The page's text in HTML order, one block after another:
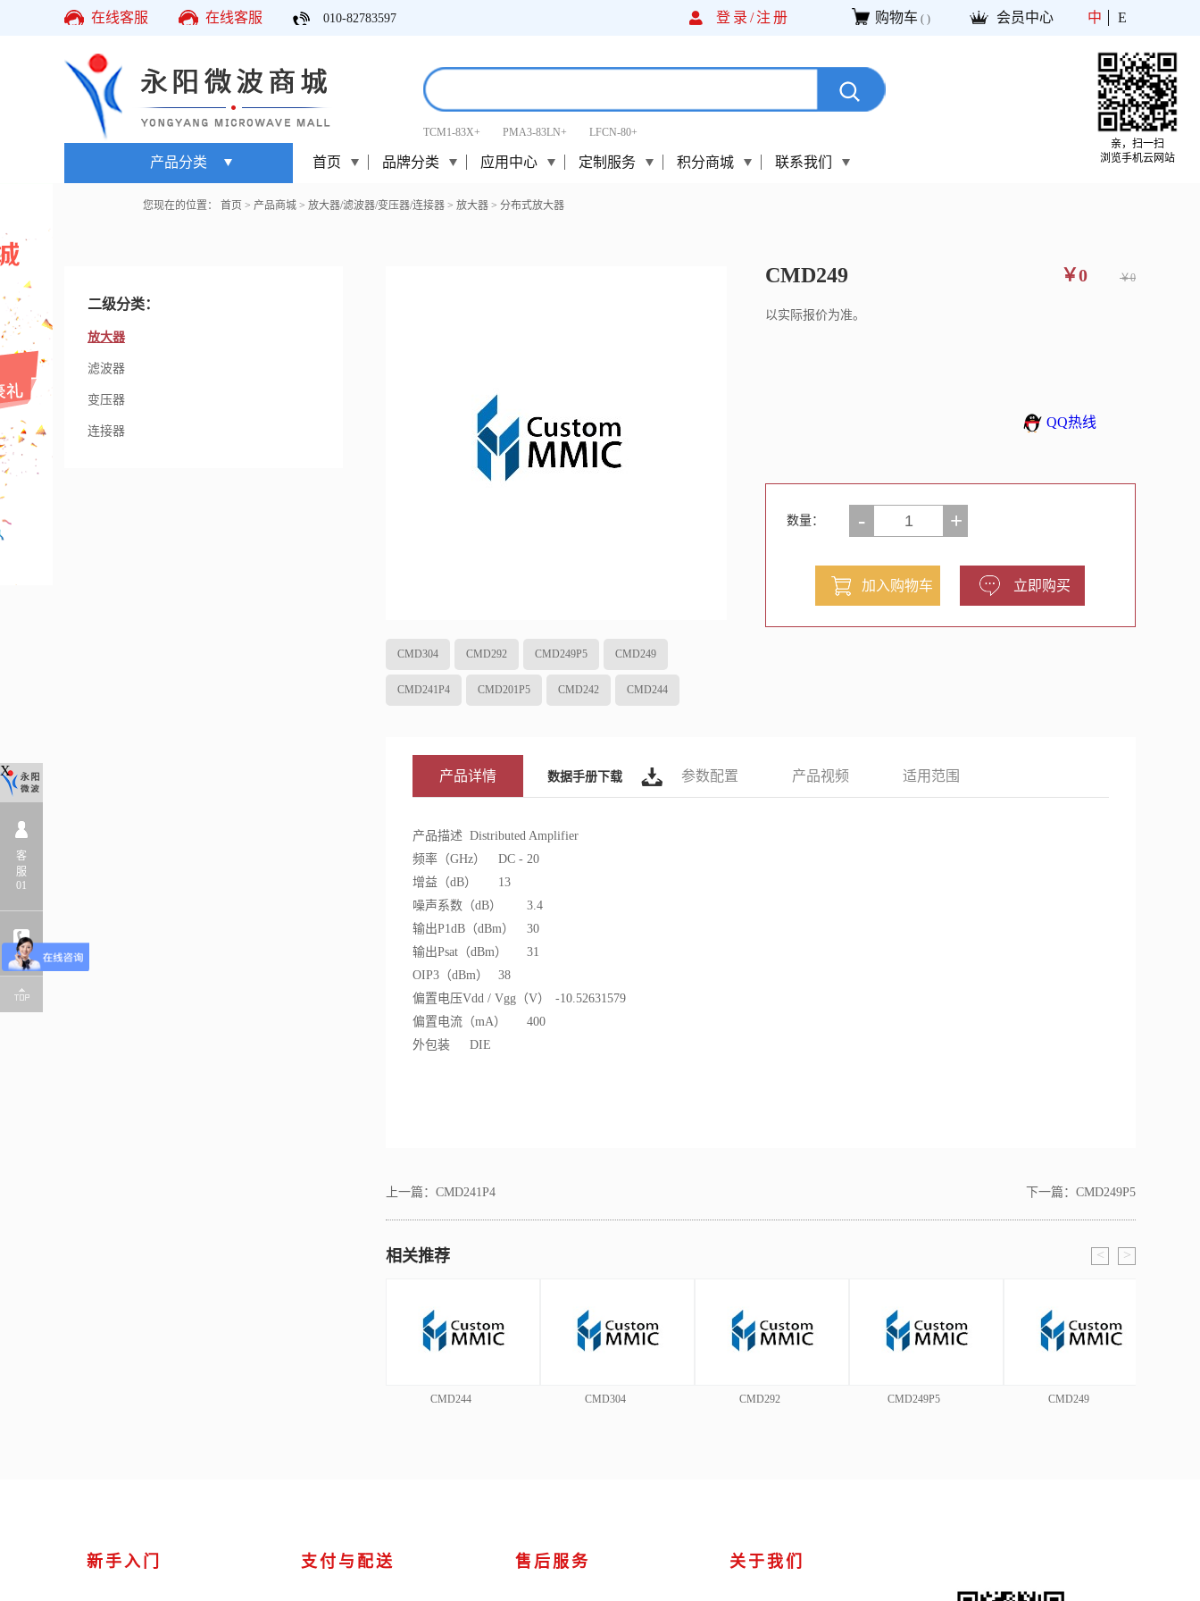
在线客服 在线客服 010-82783597 登录/注册 购物车 ( ) 会员中心 中 E
TCM1-83X+ PMA3-83LN+ LFCN-80+
产品分类 首页 品牌分类 应用中心 定制服务 积分商城 联系我们
您现在的位置： 首页 > 产品商城 > 放大器/滤波器/变压器/连接器 > 放大器 > 分布式放大器
二级分类：
放大器
滤波器
变压器
连接器
CMD304 CMD292 CMD249P5 CMD249
CMD241P4 CMD201P5 CMD242 CMD244
CMD249
以实际报价为准。
QQ热线
￥0 ￥0
数量： - +
产品详情 数据手册下载 参数配置 产品视频 适用范围
产品描述 Distributed Amplifier
频率（GHz）
DC - 20
增益（dB）
13
噪声系数（dB）
3.4
输出P1dB（dBm）
30
输出Psat（dBm）
31
OIP3（dBm）
38
偏置电压Vdd / Vgg（V）
-10.52631579
偏置电流（mA）
400
外包装
DIE
上一篇： CMD241P4 下一篇： CMD249P5
相关推荐 <
CMD244 CMD304 CMD292 CMD249P5 CMD249
>
新手入门 支付与配送 售后服务 关于我们
X
客
服
01
亲，扫一扫
浏览手机云网站